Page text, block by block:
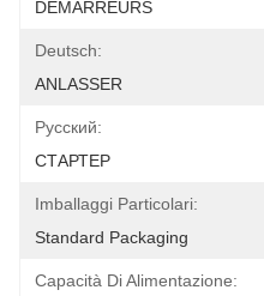
DEMARREURS
Deutsch:
ANLASSER
Pусский:
СТАРТЕР
Imballaggi Particolari:
Standard Packaging
Capacità Di Alimentazione: